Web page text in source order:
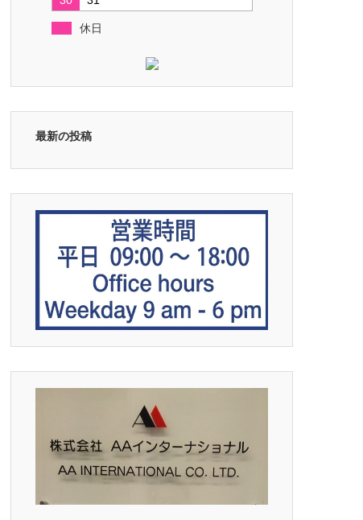
休日
最新の投稿